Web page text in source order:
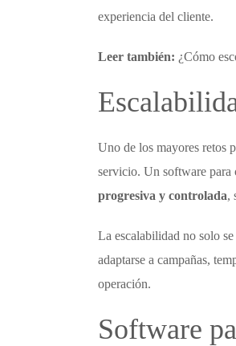
experiencia del cliente.
Leer también: ¿Cómo
Uno de los mayores retos
servicio. Un software para
progresiva y controlada,
La escalabilidad no solo
adaptarse a campañas,
operación.
Software